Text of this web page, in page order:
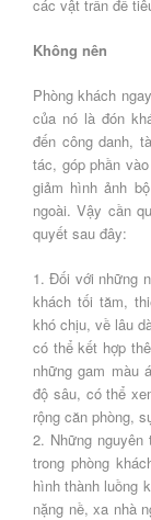
các vật trấn để
Không nên
Phòng khách
của nó là đón
đến công danh,
tác, góp phần
giảm hình ảnh
ngoài. Vậy cần
quyết sau đây:
1. Đối với những
khách tối tăm,
khó chịu, về lâu
có thể kết hợp
những gam màu
độ sâu, có thể
rộng căn phòng,
2. Những nguyên
trong phòng
hình thành luồng
nặng nề, xa nhà